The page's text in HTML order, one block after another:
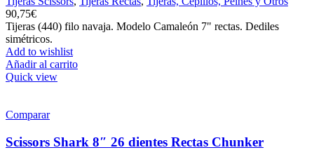
90,75€
Tijeras (440) filo navaja. Modelo Camaleón 7" rectas. Dediles
simétricos.
Add to wishlist
Añadir al carrito
Quick view
Comparar
Scissors Shark 8″ 26 dientes Rectas Chunker